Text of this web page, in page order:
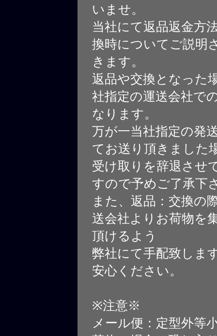
いませ。
当社にて返品返金方
換時についてご説明
きます。
返品や交換となった
社指定の運送会社で
なります。
万が一当社指定の発
てお送り頂きました
受け取りを辞退させ
すので予めご了承下
また、返品：交換の
送会社よりお荷物を
頂けるよう
弊社にて手配致しま
安心ください。
※注意※
メール便：定型外等